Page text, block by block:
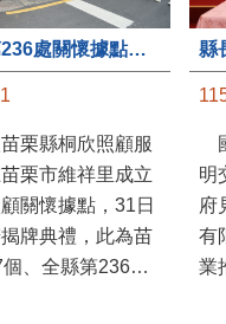
苗栗縣第236處關懷據點在苗栗市維祥里揭牌
栗縣桐欣照顧服
栗市維祥里成立
關懷據點，31日
揭牌典禮，此為苗
、全縣第236處
明
府
有
業